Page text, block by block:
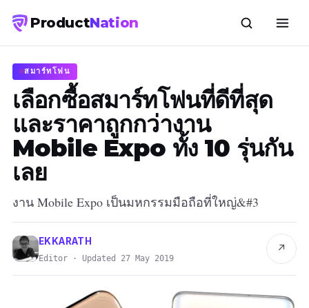
ProductNation
สมาร์ทโฟน
เลือกซื้อสมาร์ทโฟนที่ดีที่สุด
และราคาถูกกว่างาน
Mobile Expo ทั้ง 10 รุ่นกัน
เลย
งาน Mobile Expo เป็นมหกรรมมือถือที่ใหญ่&#3
EKKARATH
Editor · Updated 27 May 2019
↗